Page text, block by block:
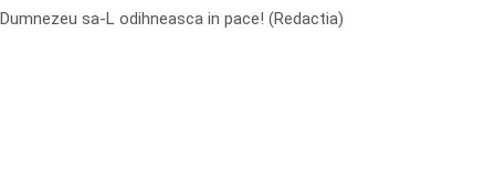
Dumnezeu sa-L odihneasca in pace! (Redactia)